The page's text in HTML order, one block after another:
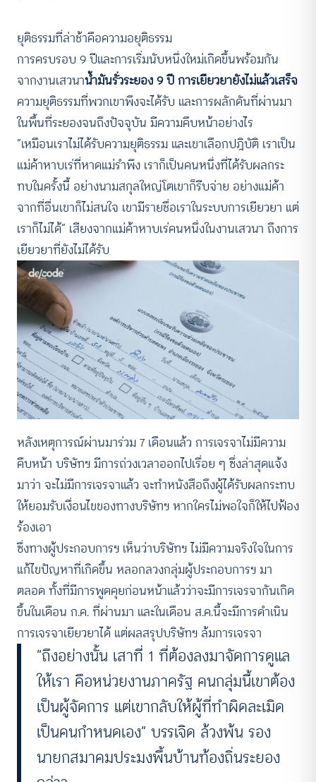
ยุติธรรมที่ล่าช้าคือความอยุติธรรม
การครบรอบ 9 ปีและการเริ่มนับหนึ่งใหม่เกิดขึ้นพร้อมกัน
จากงานเสวนาน้ำมันรั่วระยอง 9 ปี การเยียวยายังไม่แล้วเสร็จ
ความยุติธรรมที่พวกเขาพึงจะได้รับ และการผลักดันที่ผ่านมา
ในพื้นที่ระยองจนถึงปัจจุบัน มีความคืบหน้าอย่างไร
“เหมือนเราไม่ได้รับความยุติธรรม และเขาเลือกปฎิบัติ เราเป็น
แม่ค้าหาบเร่ที่หาดแม่รำพึง เราก็เป็นคนหนึ่งที่ได้รับผลกระ
ทบในครั้งนี้ อย่างนามสกุลใหญ่โตเขาก็รีบจ่าย อย่างแม่ค้า
จากที่อื่นเขาก็ไม่สนใจ เขามีรายชื่อเราในระบบการเยียวยา แต่
เราก็ไม่ได้” เสียงจากแม่ค้าหาบเร่คนหนึ่งในงานเสวนา ถึงการ
เยียวยาที่ยังไม่ได้รับ
หลังเหตุการณ์ผ่านมาร่วม 7 เดือนแล้ว การเจรจาไม่มีความ
คืบหน้า บริษัทฯ มีการถ่วงเวลาออกไปเรื่อย ๆ ซึ่งล่าสุดแจ้ง
มาว่า จะไม่มีการเจรจาแล้ว จะทำหนังสือถึงผู้ได้รับผลกระทบ
ให้ยอมรับเงื่อนไขของทางบริษัทฯ หากใครไม่พอใจก็ให้ไปฟ้อง
ร้องเอา
ซึ่งทางผู้ประกอบการฯ เห็นว่าบริษัทฯ ไม่มีความจริงใจในการ
แก้ไขปัญหาที่เกิดขึ้น หลอกลวงกลุ่มผู้ประกอบการฯ มา
ตลอด ทั้งที่มีการพูดคุยก่อนหน้าแล้วว่าจะมีการเจรจากันเกิด
ขึ้นในเดือน ก.ค. ที่ผ่านมา และในเดือน ส.ค.นี้จะมีการดำเนิน
การเจรจาเยียวยาได้ แต่ผลสรุปบริษัทฯ ล้มการเจรจา
“ถึงอย่างนั้น เสาที่ 1 ที่ต้องลงมาจัดการดูแล
ให้เรา คือหน่วยงานภาครัฐ คนกลุ่มนี้เขาต้อง
เป็นผู้จัดการ แต่เขากลับให้ผู้ที่ทำผิดละเมิด
เป็นคนกำหนดเอง” บรรเจิด ล้วงพ้น รอง
นายกสมาคมประมงพื้นบ้านท้องถิ่นระยอง